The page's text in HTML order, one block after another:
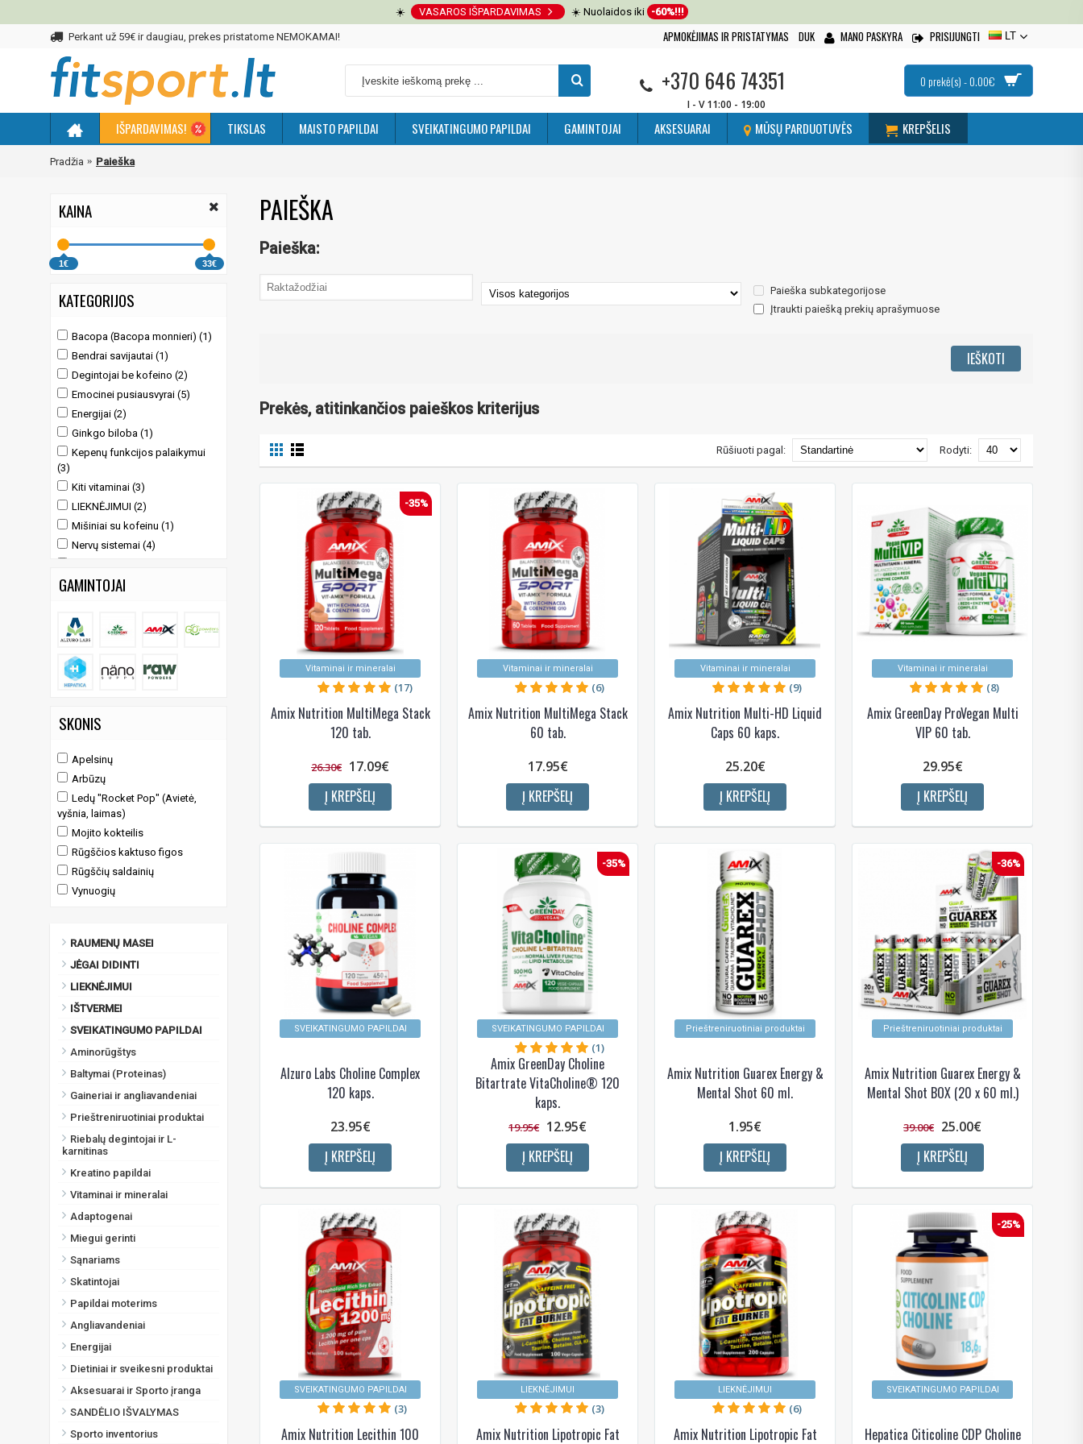
☀️ VASAROS IŠPARDAVIMAS ☀️ Nuolaidos iki -60%!!!
Perkant už 59€ ir daugiau, prekes pristatome NEMOKAMAI! APMOKĖJIMAS IR PRISTATYMAS DUK MANO PASKYRA PRISIJUNGTI LT
+370 646 74351
I - V 11:00 - 19:00
0 prekė(s) - 0.00€
IŠPARDAVIMAS! TIKSLAS MAISTO PAPILDAI SVEIKATINGUMO PAPILDAI GAMINTOJAI AKSESUARAI MŪSŲ PARDUOTUVĖS KREPŠELIS
Pradžia Paieška
KAINA
1€ 33€
KATEGORIJOS
Bacopa (Bacopa monnieri) (1)
Bendrai savijautai (1)
Degintojai be kofeino (2)
Emocinei pusiausvyrai (5)
Energijai (2)
Ginkgo biloba (1)
Kepenų funkcijos palaikymui
(3)
Kiti vitaminai (3)
LIEKNĖJIMUI (2)
Mišiniai su kofeinu (1)
Nervų sistemai (4)
Prieštreniruotiniai produktai (4)
Riebalų degintojai ir L-karnitinas
(2)
Riebiosios rūgštys ir Omega (1)
SVEIKATINGUMO PAPILDAI (6)
Vitaminai ir mineralai (4)
(4)
Ženšenis (Panax ginseng) (1)
GAMINTOJAI
SKONIS
Apelsinų
Arbūzų
Ledų "Rocket Pop" (Avietė,
vyšnia, laimas)
Mojito kokteilis
Rūgščios kaktuso figos
Rūgščių saldainių
Vynuogių
RAUMENŲ MASEI
JĖGAI DIDINTI
LIEKNĖJIMUI
IŠTVERMEI
SVEIKATINGUMO PAPILDAI
Aminorūgštys
Baltymai (Proteinas)
Gaineriai ir angliavandeniai
Prieštreniruotiniai produktai
Riebalų degintojai ir L-
karnitinas
Kreatino papildai
Vitaminai ir mineralai
Adaptogenai
Miegui gerinti
Sąnariams
Skatintojai
Papildai moterims
Angliavandeniai
Energijai
Dietiniai ir sveikesni produktai
Aksesuarai ir Sporto įranga
SANDĖLIO IŠVALYMAS
Sporto inventorius
PAIEŠKA
Paieška:
Paieška subkategorijose
Įtraukti paiešką prekių aprašymuose
Prekės, atitinkančios paieškos kriterijus
Rodyti:
Rūšiuoti pagal:
Vitaminai ir mineralai
-35%
Amix Nutrition MultiMega Stack
120 tab.
(17)
26.30€ 17.09€
Į KREPŠELĮ
Vitaminai ir mineralai
Amix Nutrition MultiMega Stack
60 tab.
(6)
17.95€
Į KREPŠELĮ
Vitaminai ir mineralai
Amix Nutrition Multi-HD Liquid
Caps 60 kaps.
(9)
25.20€
Į KREPŠELĮ
Vitaminai ir mineralai
Amix GreenDay ProVegan Multi
VIP 60 tab.
(8)
29.95€
Į KREPŠELĮ
SVEIKATINGUMO PAPILDAI
Alzuro Labs Choline Complex
120 kaps.
23.95€
Į KREPŠELĮ
SVEIKATINGUMO PAPILDAI
-35%
Amix GreenDay Choline
Bitartrate VitaCholine® 120
kaps.
(1)
19.95€ 12.95€
Į KREPŠELĮ
Prieštreniruotiniai produktai
Amix Nutrition Guarex Energy &
Mental Shot 60 ml.
1.95€
Į KREPŠELĮ
Prieštreniruotiniai produktai
-36%
Amix Nutrition Guarex Energy &
Mental Shot BOX (20 x 60 ml.)
39.00€ 25.00€
Į KREPŠELĮ
SVEIKATINGUMO PAPILDAI
Amix Nutrition Lecithin 100
(3)
LIEKNĖJIMUI
Amix Nutrition Lipotropic Fat
(3)
LIEKNĖJIMUI
Amix Nutrition Lipotropic Fat
(6)
SVEIKATINGUMO PAPILDAI
-25%
Hepatica Citicoline CDP Choline